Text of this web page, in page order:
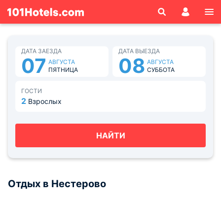
ДАТА ЗАЕЗДА
07 АВГУСТА
ПЯТНИЦА
ДАТА ВЫЕЗДА
08 АВГУСТА
СУББОТА
ГОСТИ
2 Взрослых
НАЙТИ
Отдых в Нестерово